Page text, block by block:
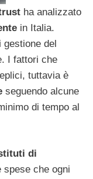
ha analizzato
in Italia.
gestione del
I fattori che
tuttavia è
seguendo alcune
di tempo al
di
spese che ogni